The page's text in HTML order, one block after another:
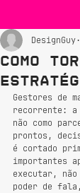
Como
DesignGuy
Gestores de
recorrente: a
não como
prontos,
é cortado
importantes
executar,
poder de